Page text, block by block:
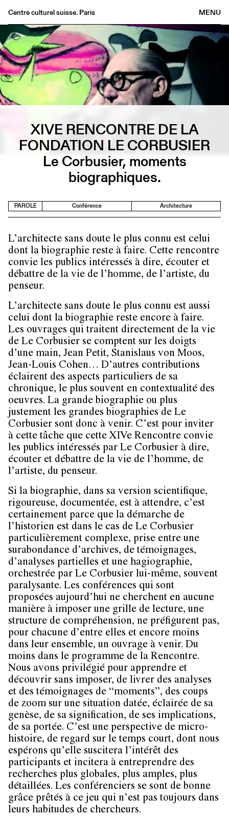
MENU
Centre culturel suisse. Paris
Agenda
Librairie
Buvette
Archives
Médiathèque
Informations
/EN
XIVE RENCONTRE DE LA
FONDATION LE CORBUSIER
Le Corbusier, moments
biographiques.
PAROLE Conférence Architecture
L’architecte sans doute le plus connu est celui
dont la biographie reste à faire. Cette rencontre
convie les publics intéressés à dire, écouter et
débattre de la vie de l’homme, de l’artiste, du
penseur.
L’architecte sans doute le plus connu est aussi
celui dont la biographie reste encore à faire.
Les ouvrages qui traitent directement de la vie
de Le Corbusier se comptent sur les doigts
d’une main, Jean Petit, Stanislaus von Moos,
Jean-Louis Cohen… D’autres contributions
éclairent des aspects particuliers de sa
chronique, le plus souvent en contextualité des
oeuvres. La grande biographie ou plus
justement les grandes biographies de Le
Corbusier sont donc à venir. C’est pour inviter
à cette tâche que cette XIVe Rencontre convie
les publics intéressés par Le Corbusier à dire,
écouter et débattre de la vie de l’homme, de
l’artiste, du penseur.
Si la biographie, dans sa version scientifique,
rigoureuse, documentée, est à attendre, c’est
certainement parce que la démarche de
l’historien est dans le cas de Le Corbusier
particulièrement complexe, prise entre une
surabondance d’archives, de témoignages,
d’analyses partielles et une hagiographie,
orchestrée par Le Corbusier lui-même, souvent
paralysante. Les conférences qui sont
proposées aujourd’hui ne cherchent en aucune
manière à imposer une grille de lecture, une
structure de compréhension, ne préfigurent pas,
pour chacune d’entre elles et encore moins
dans leur ensemble, un ouvrage à venir. Du
moins dans le programme de la Rencontre.
Nous avons privilégié pour apprendre et
découvrir sans imposer, de livrer des analyses
et des témoignages de “moments”, des coups
de zoom sur une situation datée, éclairée de sa
genèse, de sa signification, de ses implications,
de sa portée. C’est une perspective de micro-
histoire, de regard sur le temps court, dont nous
espérons qu’elle suscitera l’intérêt des
participants et incitera à entreprendre des
recherches plus globales, plus amples, plus
détaillées. Les conférenciers se sont de bonne
grâce prêtés à ce jeu qui n’est pas toujours dans
leurs habitudes de chercheurs.